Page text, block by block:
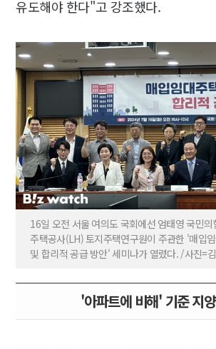
유도해야 한다"고 강조했다.
16일 오전 서울 여의도 국회에선 엄태영 국민의
주택공사(LH) 토지주택연구원이 주관한 '매입
및 합리적 공급 방안' 세미나가 열렸다. /사진=
'아파트에 비해' 기준 지